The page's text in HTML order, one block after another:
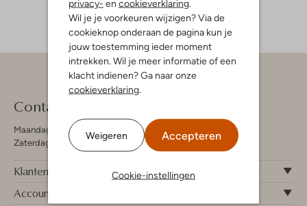
privacy- en cookieverklaring.
Wil je je voorkeuren wijzigen? Via de
cookieknop onderaan de pagina kun je
jouw toestemming ieder moment
intrekken. Wil je meer informatie of een
klacht indienen? Ga naar onze
cookieverklaring.
Weigeren Accepteren
Cookie-instellingen
Contact
Maandag - Vrijdag 09:00 - 19:00 uur
Zaterdag 09:00 - 17:00 uur
Klantenservice
Account